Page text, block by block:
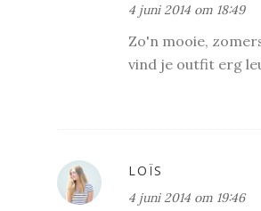
4 juni 2014 om 18:49
Zo'n mooie,
vind je outfit erg
LOÏS
4 juni 2014 om 19:46